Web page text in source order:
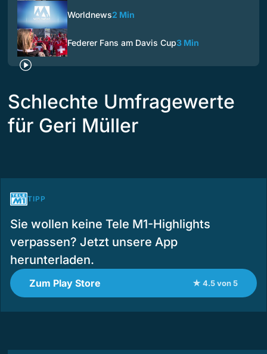
Worldnews2 Min
Federer Fans am Davis Cup3 Min
Schlechte Umfragewerte
für Geri Müller
TIPP
Sie wollen keine Tele M1-Highlights
verpassen? Jetzt unsere App
herunterladen.
Zum Play Store ★ 4.5 von 5